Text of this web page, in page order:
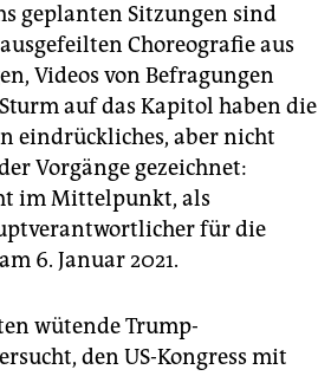
geplanten Sitzungen sind
Choreografie aus
Videos von Befragungen
auf das Kapitol haben die
eindrückliches, aber nicht
Vorgänge gezeichnet:
im Mittelpunkt, als
für die
6. Januar 2021.
wütende Trump-
den US-Kongress mit